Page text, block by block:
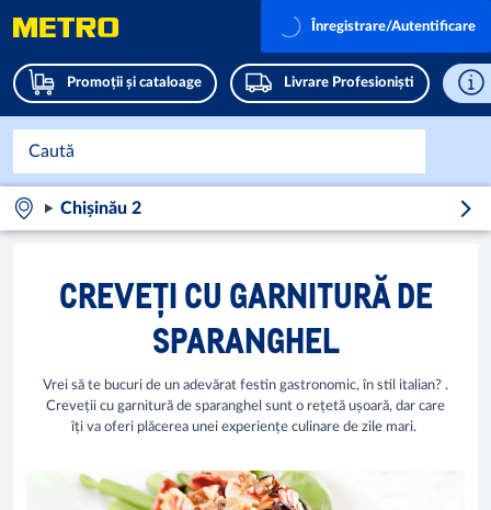
Promoții și cataloage Livrare Profesioniști
Înregistrare/Autentificare
Chișinău 2
CREVEȚI CU GARNITURĂ DE
SPARANGHEL
Vrei să te bucuri de un adevărat festin gastronomic, în stil italian? .
Creveții cu garnitură de sparanghel sunt o rețetă ușoară, dar care
îți va oferi plăcerea unei experiențe culinare de zile mari.